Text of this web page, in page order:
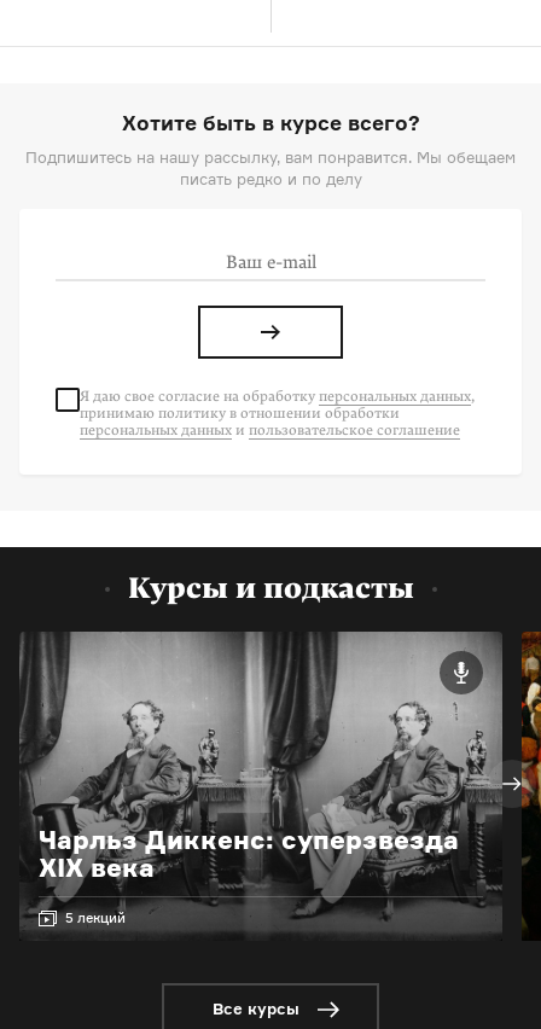
Хотите быть в курсе всего?
Подпишитесь на нашу рассылку, вам понравится. Мы обещаем
писать редко и по делу
Я даю свое согласие на обработку персональных данных,
принимаю политику в отношении обработки
персональных данных и пользовательское соглашение
Курсы и подкасты
Чарльз Диккенс: суперзвезда
XIX века
5 лекций
Все курсы